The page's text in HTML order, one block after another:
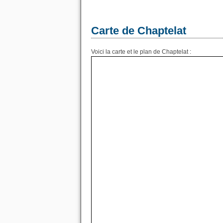
Carte de Chaptelat
Voici la carte et le plan de Chaptelat :